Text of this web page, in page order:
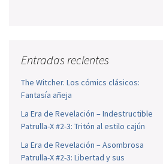
Entradas recientes
The Witcher. Los cómics clásicos:
Fantasía añeja
La Era de Revelación – Indestructible
Patrulla-X #2-3: Tritón al estilo cajún
La Era de Revelación – Asombrosa
Patrulla-X #2-3: Libertad y sus